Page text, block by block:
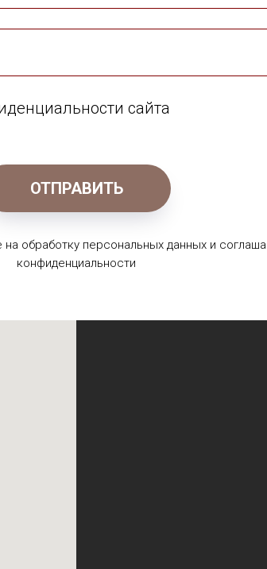
сайта
ОТПРАВИТЬ
обработку персональных данных и
конфиденциальности